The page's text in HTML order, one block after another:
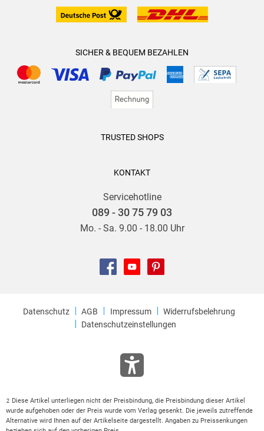
SICHER & BEQUEM BEZAHLEN
TRUSTED SHOPS
KONTAKT
Servicehotline
089 - 30 75 79 03
Mo. - Sa. 9.00 - 18.00 Uhr
Datenschutz AGB Impressum
Widerrufsbelehrung
Datenschutzeinstellungen
2
Diese Artikel unterliegen nicht der Preisbindung, die Preisbindung dieser Artikel
wurde aufgehoben oder der Preis wurde vom Verlag gesenkt. Die jeweils zutreffende
Alternative wird Ihnen auf der Artikelseite dargestellt. Angaben zu Preissenkungen